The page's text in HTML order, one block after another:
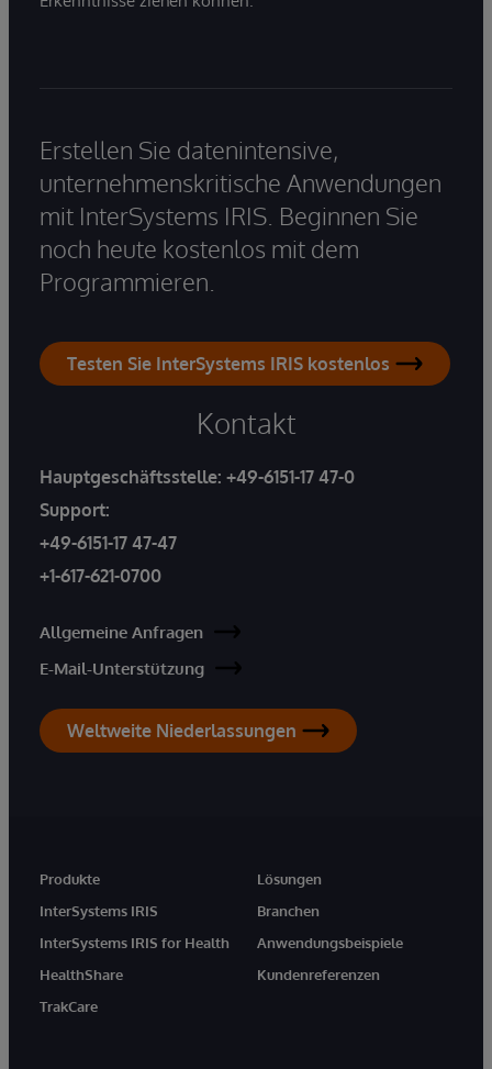
Erstellen Sie datenintensive,
unternehmenskritische Anwendungen
mit InterSystems IRIS. Beginnen Sie
noch heute kostenlos mit dem
Programmieren.
Testen Sie InterSystems IRIS kostenlos
Kontakt
Hauptgeschäftsstelle: +49-6151-17 47-0
Support:
+49-6151-17 47-47
+1-617-621-0700
Allgemeine Anfragen
E-Mail-Unterstützung
Weltweite Niederlassungen
Produkte
InterSystems IRIS
InterSystems IRIS for Health
HealthShare
TrakCare
Lösungen
Branchen
Anwendungsbeispiele
Kundenreferenzen